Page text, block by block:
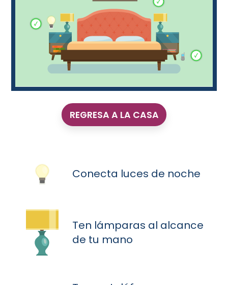
REGRESA A LA CASA
Conecta luces de noche
Ten lámparas al alcance
de tu mano